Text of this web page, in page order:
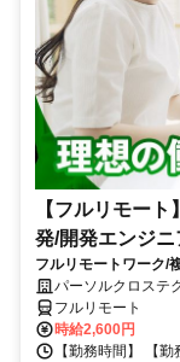
【フルリモー
発/開発エンジ
フルリモートワーク/
パーソルクロステ
フルリモート
時給2,600円
【勤務時間】 【